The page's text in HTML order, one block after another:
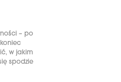
– po
w jakim
spodzie